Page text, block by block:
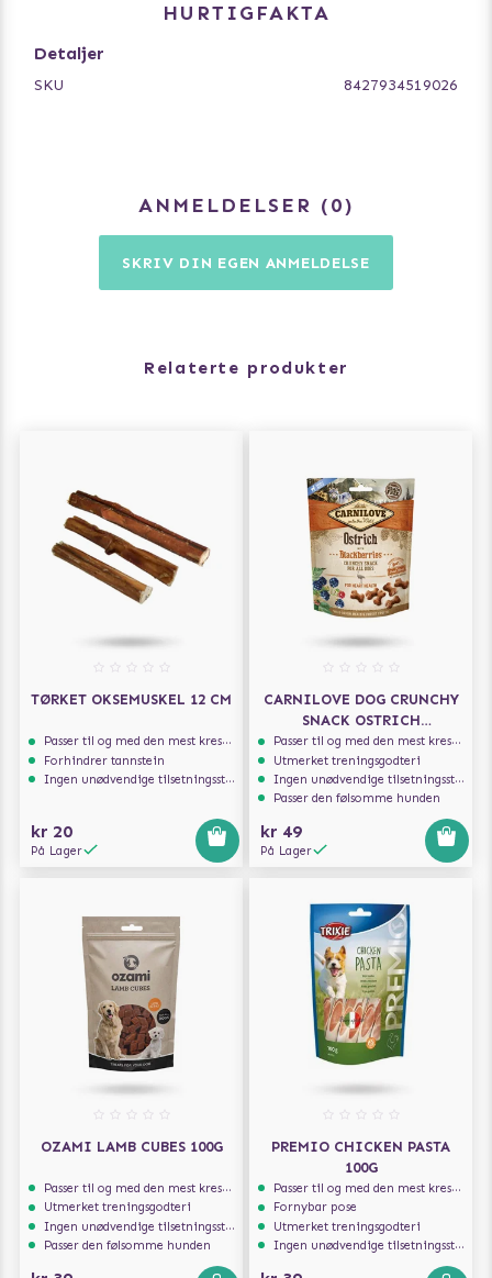
Mål: 6 x 14 x 21 cm.
HURTIGFAKTA
Detaljer
SKU 8427934519026
ANMELDELSER 0
SKRIV DIN EGEN ANMELDELSE
Relaterte produkter
TØRKET OKSEMUSKEL 12 CM
Passer til og med den mest kresne hunden
Forhindrer tannstein
Ingen unødvendige tilsetningsstoffer
kr 20
På Lager
CARNILOVE DOG CRUNCHY
SNACK OSTRICH
BLACKBERRIES 200G
Passer til og med den mest kresne hunden
Utmerket treningsgodteri
Ingen unødvendige tilsetningsstoffer
Passer den følsomme hunden
kr 49
På Lager
OZAMI LAMB CUBES 100G
Passer til og med den mest kresne hunden
Utmerket treningsgodteri
Ingen unødvendige tilsetningsstoffer
Passer den følsomme hunden
PREMIO CHICKEN PASTA
100G
Passer til og med den mest kresne hunden
Fornybar pose
Utmerket treningsgodteri
Ingen unødvendige tilsetningsstoffer